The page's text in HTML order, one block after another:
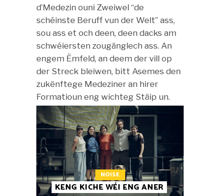
d’Medezin ouni Zweiwel “de
schéinste Beruff vun der Welt” ass,
sou ass et och deen, deen dacks am
schwéiersten zougänglech ass. An
engem Ëmfeld, an deem der vill op
der Streck bleiwen, bitt Asemes den
zukënftege Medeziner an hirer
Formatioun eng wichteg Stäip un.
NOISE
KENG KICHE WÉI ENG ANER